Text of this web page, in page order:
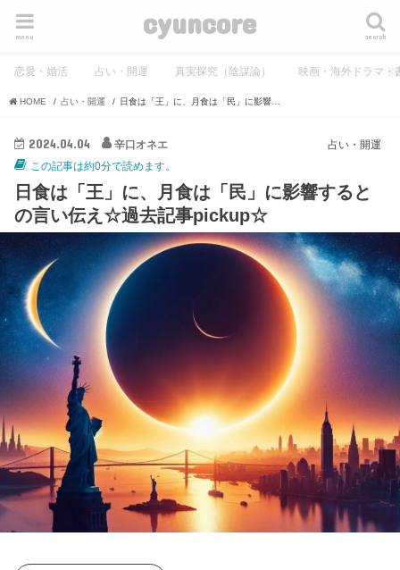
cyuncore search
menu
恋愛・婚活 占い・開運 真実探究（陰謀論） 映画・海外ドラマ・
HOME 占い・開運
占い・開運
2024.04.04
辛口オネエ
この記事は約0分で読めます。
日食は「王」に、月食は「民」に影響すると
の言い伝え☆過去記事pickup☆